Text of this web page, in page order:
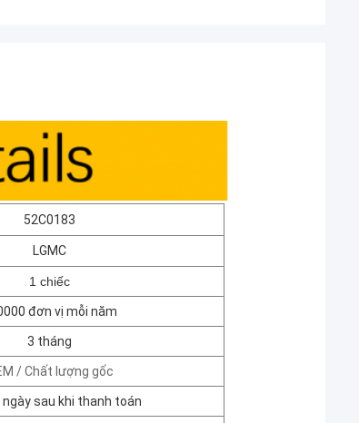
52C0183
LGMC
1 chiếc
đơn vị mỗi năm
3 tháng
/ Chất lượng gốc
ngày sau khi thanh toán